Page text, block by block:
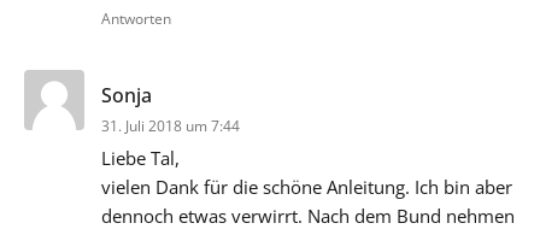
Antworten
Sonja
31. Juli 2018 um 7:44
Liebe Tal,
vielen Dank für die schöne Anleitung. Ich bin aber
dennoch etwas verwirrt. Nach dem Bund nehmen